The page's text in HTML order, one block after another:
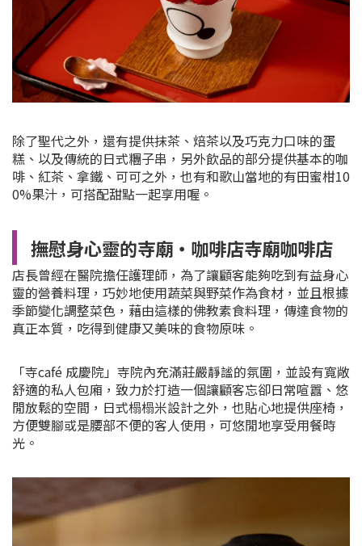
除了聖代之外，還有提供抹茶、焙茶以及巧克力口味的蛋
糕、以及傳統的日式糰子串，另外飲品的部分提供基本的咖
啡、紅茶、拿鐵、可可之外，也有和歌山當地的有田蜜柑10
0%果汁，可搭配甜點一起享用喔。
撫慰身心靈的寺廟・咖啡店寺廟咖啡店
店長曾經在醫院擔任護理師，為了讓顧客能夠吃到有益身心
靈的營養料理，巧妙地使用蔬菜與野菜作為食材，並且根據
季節變化調整菜色，藉由這樣的佛教素食料理，傳達食物的
真正本質，吃得到健康又美味的食物原味。
「寺café 成慶院」寺院內充滿莊嚴靜謐的氛圍，並設有寬敞
舒適的私人包廂，致力於打造一個讓顧客忘卻日常喧囂、悠
閒放鬆的空間，日式榻榻米設計之外，也貼心地提供座椅，
方便雙腳或是腰部不便的客人使用，可悠閒地享受用餐時
光。